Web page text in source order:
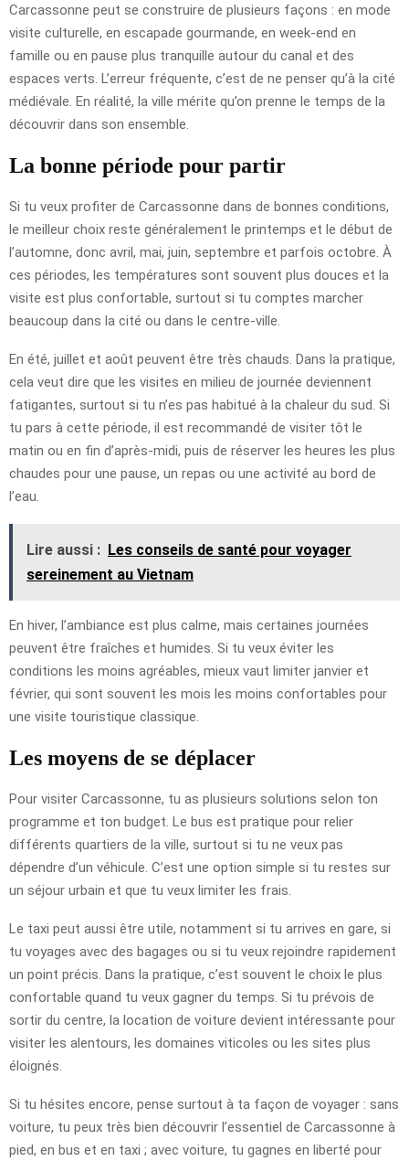
Carcassonne peut se construire de plusieurs façons : en mode
visite culturelle, en escapade gourmande, en week-end en
famille ou en pause plus tranquille autour du canal et des
espaces verts. L’erreur fréquente, c’est de ne penser qu’à la cité
médiévale. En réalité, la ville mérite qu’on prenne le temps de la
découvrir dans son ensemble.
La bonne période pour partir
Si tu veux profiter de Carcassonne dans de bonnes conditions,
le meilleur choix reste généralement le printemps et le début de
l’automne, donc avril, mai, juin, septembre et parfois octobre. À
ces périodes, les températures sont souvent plus douces et la
visite est plus confortable, surtout si tu comptes marcher
beaucoup dans la cité ou dans le centre-ville.
En été, juillet et août peuvent être très chauds. Dans la pratique,
cela veut dire que les visites en milieu de journée deviennent
fatigantes, surtout si tu n’es pas habitué à la chaleur du sud. Si
tu pars à cette période, il est recommandé de visiter tôt le
matin ou en fin d’après-midi, puis de réserver les heures les plus
chaudes pour une pause, un repas ou une activité au bord de
l’eau.
Lire aussi : Les conseils de santé pour voyager
sereinement au Vietnam
En hiver, l’ambiance est plus calme, mais certaines journées
peuvent être fraîches et humides. Si tu veux éviter les
conditions les moins agréables, mieux vaut limiter janvier et
février, qui sont souvent les mois les moins confortables pour
une visite touristique classique.
Les moyens de se déplacer
Pour visiter Carcassonne, tu as plusieurs solutions selon ton
programme et ton budget. Le bus est pratique pour relier
différents quartiers de la ville, surtout si tu ne veux pas
dépendre d’un véhicule. C’est une option simple si tu restes sur
un séjour urbain et que tu veux limiter les frais.
Le taxi peut aussi être utile, notamment si tu arrives en gare, si
tu voyages avec des bagages ou si tu veux rejoindre rapidement
un point précis. Dans la pratique, c’est souvent le choix le plus
confortable quand tu veux gagner du temps. Si tu prévois de
sortir du centre, la location de voiture devient intéressante pour
visiter les alentours, les domaines viticoles ou les sites plus
éloignés.
Si tu hésites encore, pense surtout à ta façon de voyager : sans
voiture, tu peux très bien découvrir l’essentiel de Carcassonne à
pied, en bus et en taxi ; avec voiture, tu gagnes en liberté pour